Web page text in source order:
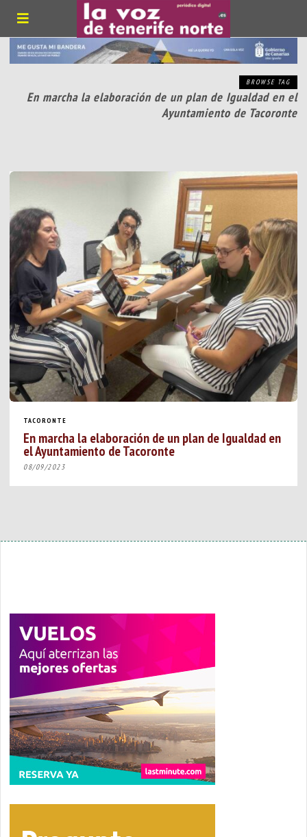
BROWSE TAG
En marcha la elaboración de un plan de Igualdad en el
Ayuntamiento de Tacoronte
TACORONTE
En marcha la elaboración de un plan de Igualdad en
el Ayuntamiento de Tacoronte
08/09/2023